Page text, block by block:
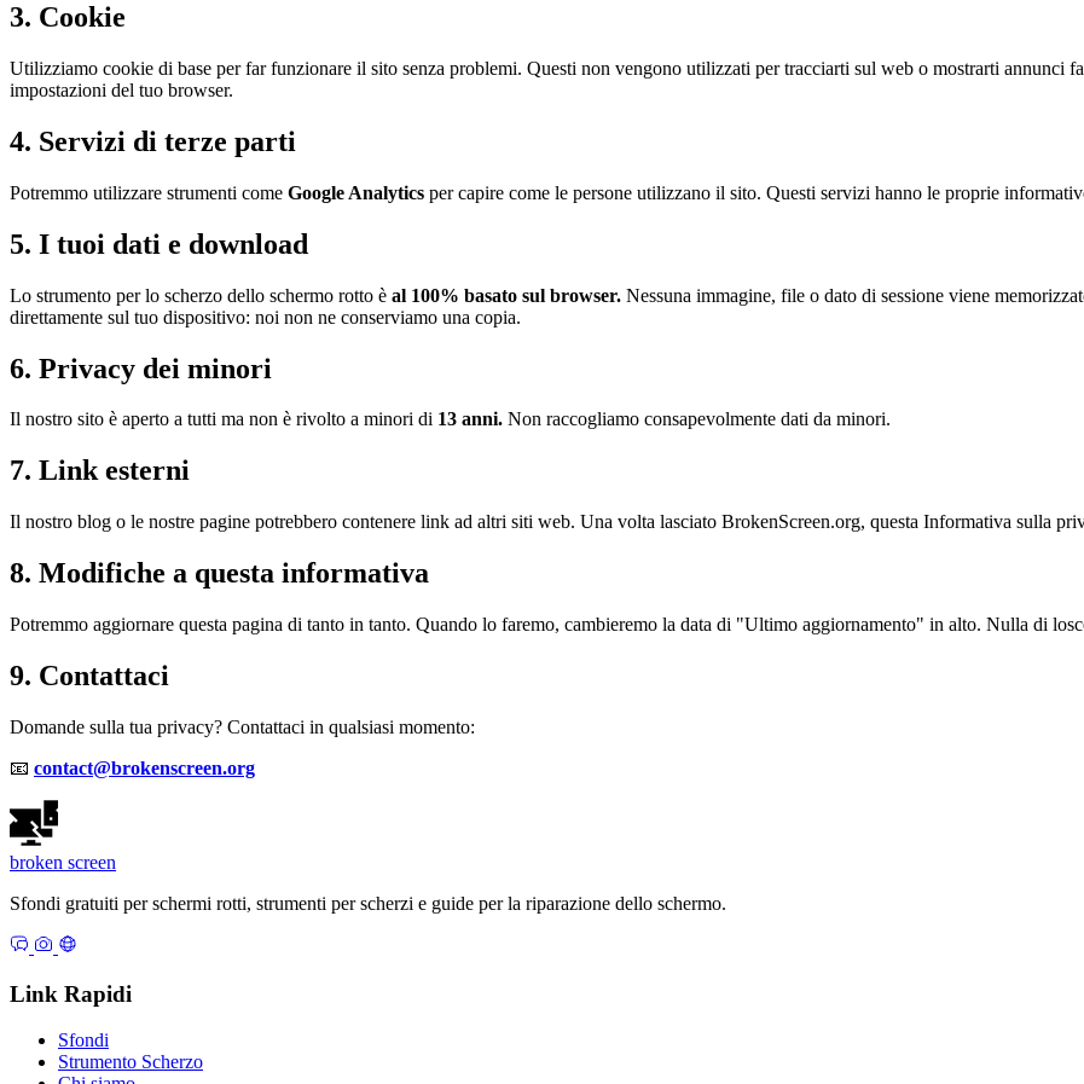
3. Cookie
Utilizziamo cookie di base per far funzionare il sito senza problemi. Questi non vengono utilizzati per tracciarti sul web o mostrarti annunci
impostazioni del tuo browser.
4. Servizi di terze parti
Potremmo utilizzare strumenti come Google Analytics per capire come le persone utilizzano il sito. Questi servizi hanno le proprie
5. I tuoi dati e download
Lo strumento per lo scherzo dello schermo rotto è al 100% basato sul browser. Nessuna immagine, file o dato di sessione viene
direttamente sul tuo dispositivo: noi non ne conserviamo una copia.
6. Privacy dei minori
Il nostro sito è aperto a tutti ma non è rivolto a minori di 13 anni. Non raccogliamo consapevolmente dati da minori.
7. Link esterni
Il nostro blog o le nostre pagine potrebbero contenere link ad altri siti web. Una volta lasciato BrokenScreen.org, questa Informativa sulla
8. Modifiche a questa informativa
Potremmo aggiornare questa pagina di tanto in tanto. Quando lo faremo, cambieremo la data di "Ultimo aggiornamento" in alto. Nulla di
9. Contattaci
Domande sulla tua privacy? Contattaci in qualsiasi momento:
📧 contact@brokenscreen.org
broken screen
Sfondi gratuiti per schermi rotti, strumenti per scherzi e guide per la riparazione dello schermo.
Link Rapidi
Sfondi
Strumento Scherzo